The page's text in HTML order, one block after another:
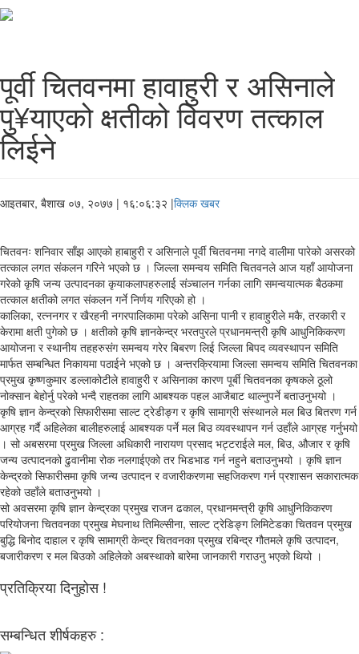
पूर्वी चितवनमा हावाहुरी र असिनाले
पु¥याएको क्षतीको विवरण तत्काल
लिईने
आइतबार, बैशाख ०७, २०७७ | १६:०६:३२ |क्लिक खबर
चितवनः शनिवार साँझ आएको हाबाहुरी र असिनाले पूर्वी चितवनमा नगदे वालीमा पारेको असरको
तत्काल लगत संकलन गरिने भएको छ । जिल्ला समन्वय समिति चितवनले आज यहाँ आयोजना
गरेको कृषि जन्य उत्पादनका कृयाकलापहरुलाई संञ्चालन गर्नका लागि समन्वयात्मक बैठकमा
तत्काल क्षतीको लगत संकलन गर्ने निर्णय गरिएको हो ।
कालिका, रत्ननगर र खैरहनी नगरपालिकामा परेको असिना पानी र हावाहुरीले मकै, तरकारी र
केरामा क्षती पुगेको छ । क्षतीको कृषि ज्ञानकेन्द्र भरतपुरले प्रधानमन्त्री कृषि आधुनिकिकरण
आयोजना र स्थानीय तहहरुसंग समन्वय गरेर बिबरण लिई जिल्ला बिपद व्यवस्थापन समिति
मार्फत सम्बन्धित निकायमा पठाईने भएको छ । अन्तरक्रियामा जिल्ला समन्वय समिति चितवनका
प्रमुख कृष्णकुमार डल्लाकोटीले हावाहुरी र असिनाका कारण पूर्बी चितवनका कृषकले ठूलो
नोक्सान बेहोर्नु परेको भन्दै राहतका लागि आबश्यक पहल आजैबाट थाल्नुपर्ने बताउनुभयो ।
कृषि ज्ञान केन्द्रको सिफारीसमा साल्ट ट्रेडीङ्ग र कृषि सामाग्री संस्थानले मल बिउ बितरण गर्न
आग्रह गर्दै अहिलेका बालीहरुलाई आबश्यक पर्ने मल बिउ व्यवस्थापन गर्न उहाँले आग्रह गर्नुभयो
। सो अबसरमा प्रमुख जिल्ला अधिकारी नारायण प्रसाद भट्टराईले मल, बिउ, औजार र कृषि
जन्य उत्पादनको ढुवानीमा रोक नलगाईएको तर भिडभाड गर्न नहुने बताउनुभयो । कृषि ज्ञान
केन्द्रको सिफारीसमा कृषि जन्य उत्पादन र वजारीकरणमा सहजिकरण गर्न प्रशासन सकारात्मक
रहेको उहाँले बताउनुभयो ।
सो अवसरमा कृषि ज्ञान केन्द्रका प्रमुख राजन ढकाल, प्रधानमन्त्री कृषि आधुनिकिकरण
परियोजना चितवनका प्रमुख मेघनाथ तिमिल्सीना, साल्ट ट्रेडिङ्ग लिमिटेडका चितवन प्रमुख
बुद्धि बिनोद दाहाल र कृषि सामाग्री केन्द्र चितवनका प्रमुख रबिन्द्र गौतमले कृषि उत्पादन,
बजारीकरण र मल बिउको अहिलेको अबस्थाको बारेमा जानकारी गराउनु भएको थियो ।
प्रतिक्रिया दिनुहोस !
सम्बन्धित शीर्षकहरु :